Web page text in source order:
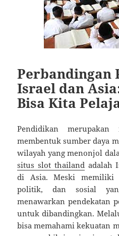
Perbandingan
Israel dan
Bisa Kita
Pendidikan
membentuk sumber daya
wilayah yang menonjol
situs slot thailand adalah
di Asia. Meski memiliki
politik, dan sosial
menawarkan pendekatan
untuk dibandingkan.
bisa memahami kekuatan